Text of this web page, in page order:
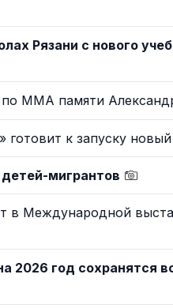
Рязани с нового
по ММА памяти
к запуску
мигрантов
в Международной
2026 год сохранятся